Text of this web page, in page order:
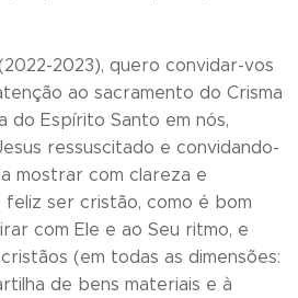
2023), quero convidar-vos
ao sacramento do Crisma
do Espírito Santo em nós,
ressuscitado e convidando-
mostrar com clareza e
ser cristão, como é bom
com Ele e ao Seu ritmo, e
(em todas as dimensões:
de bens materiais e à